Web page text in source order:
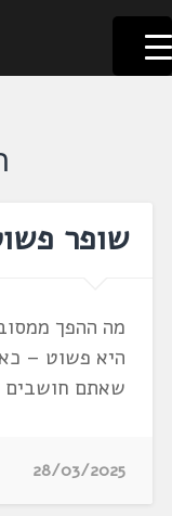
דלג
לתוכן
לשוניאדה
עברית. לשון. שפה
שופר
מה ההפך
היא פשוט –
שאתם חושבים
28/03/2025